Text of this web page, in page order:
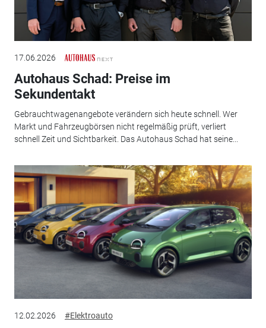
17.06.2026
Autohaus Schad: Preise im
Sekundentakt
Gebrauchtwagenangebote verändern sich heute schnell. Wer
Markt und Fahrzeugbörsen nicht regelmäßig prüft, verliert
schnell Zeit und Sichtbarkeit. Das Autohaus Schad hat seine...
12.02.2026 #Elektroauto